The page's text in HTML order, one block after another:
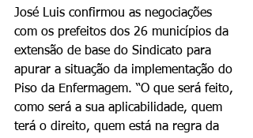
José Luis confirmou as negociações
com os prefeitos dos 26 municípios da
extensão de base do Sindicato para
apurar a situação da implementação do
Piso da Enfermagem. “O que será feito,
como será a sua aplicabilidade, quem
terá o direito, quem está na regra da